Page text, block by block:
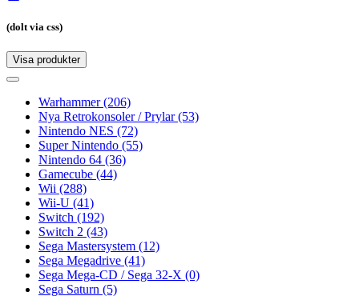
(dolt via css)
Visa produkter
Toggle
Toggle
navigationWarhammer(206)
Nya Retrokonsoler / Prylar(53)
Nintendo NES (72)
Super Nintendo (55)
Nintendo 64 (36)
Gamecube (44)
Wii (288)
Wii-U (41)
Switch (192)
Switch 2 (43)
Sega Mastersystem (12)
Sega Megadrive (41)
Sega Mega-CD / Sega 32-X (0)
Sega Saturn (5)